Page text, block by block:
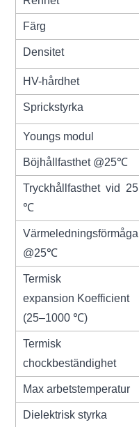
Färg
Densitet
HV-hårdhet
Sprickstyrka
Youngs modul
Böjhållfasthet @25℃
Tryckhållfasthet vid 25
℃
Värmeledningsförmåga
@25℃
Termisk
expansion Koefficient
(25–1000 ℃)
Termisk
chockbeständighet
Max arbetstemperatur
Dielektrisk styrka